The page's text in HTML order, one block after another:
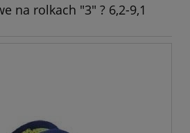
na rolkach "3" ? 6,2-9,1